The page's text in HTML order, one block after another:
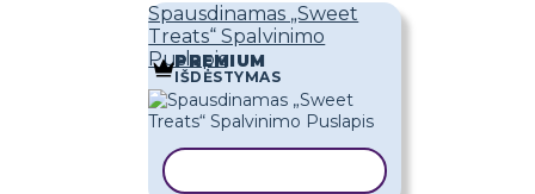
Spausdinamas „Sweet
Treats“ Spalvinimo
Puslapis
PREMIUM
IŠDĖSTYMAS